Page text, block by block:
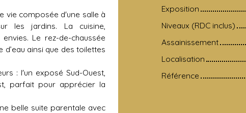
vie composée d'une salle à
les jardins. La cuisine,
Le rez-de-chaussée
ainsi que des toilettes
: l'un exposé Sud-Ouest,
parfait pour apprécier la
belle suite parentale avec
Exposition
Niveaux (RDC inclus)
Assainissement
Localisation
Référence